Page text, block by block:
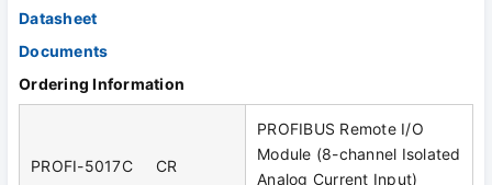
Datasheet
Documents
Ordering Information
PROFI-5017C CR
PROFIBUS Remote I/O
Module (8-channel Isolated
Analog Current Input)